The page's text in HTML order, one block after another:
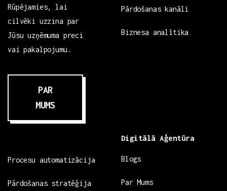
Rūpējamies, lai
cilvēki uzzina par
Jūsu uzņēmuma preci
vai pakalpojumu.
PAR
MUMS
Pārdošanas kanāli
Biznesa analītika
Procesu automatizācija
Pārdošanas stratēģija
Digitālā Aģentūra
Blogs
Par Mums